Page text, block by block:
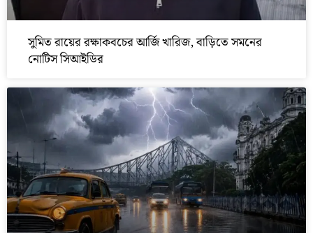
সুমিত রায়ের রক্ষাকবচের আর্জি খারিজ, বাড়িতে সমনের
নোটিস সিআইডির